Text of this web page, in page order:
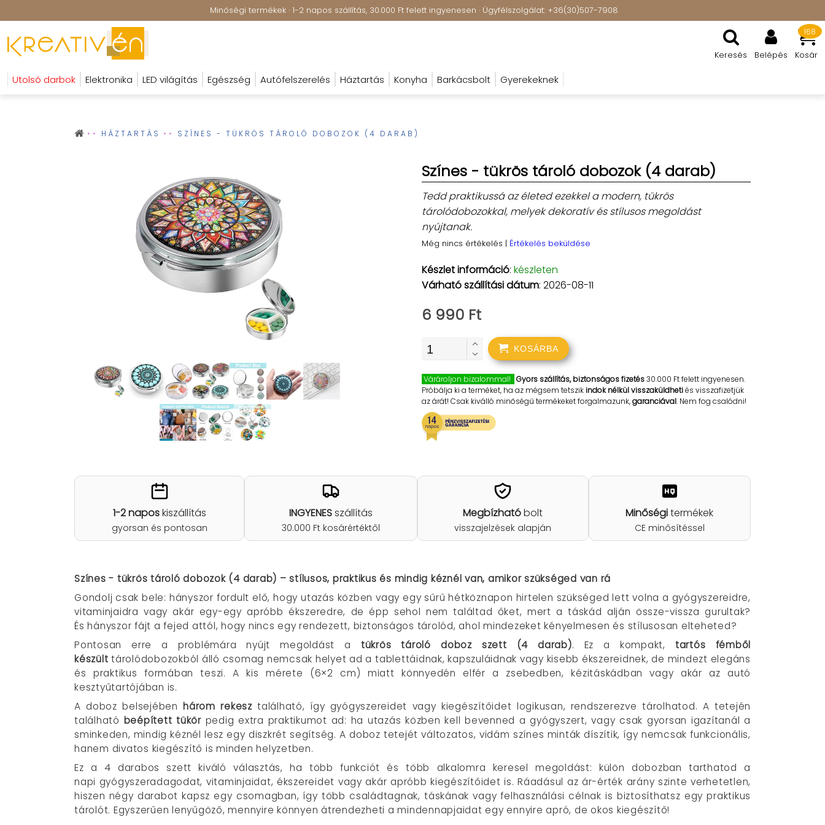
Minőségi termékek · 1-2 napos szállítás, 30.000 Ft felett ingyenesen · Ügyfélszolgálat: +36(30)507-7908
Keresés Belépés Kosár
168
Utolsó darbok Elektronika LED világítás Egészség Autófelszerelés Háztartás Konyha Barkácsbolt Gyerekeknek
HÁZTARTÁS SZÍNES - TÜKRÖS TÁROLÓ DOBOZOK (4 DARAB)
Színes - tükrös tároló dobozok (4 darab)
Tedd praktikussá az életed ezekkel a modern, tükrös
tárolódobozokkal, melyek dekoratív és stílusos megoldást
nyújtanak.
Még nincs értékelés | Értékelés beküldése
Készlet információ: készleten
Várható szállítási dátum: 2026-08-11
6 990 Ft
KOSÁRBA
Várároljon bizalommal! Gyors szállítás, biztonságos fizetés30.000 Ft felett ingyenesen.
Próbálja ki a terméket, ha az mégsem tetszikindok nélkül visszaküldhetiés visszafizetjük
az árát! Csak kiválló minőségű termékeket forgalmazunk,garanciával. Nem fog csalódni!
1-2 naposkiszállítás
gyorsan és pontosan
INGYENESszállítás
30.000 Ft kosárértéktől
Megbízhatóbolt
visszajelzések alapján
Minőségitermékek
CE minősítéssel
Színes - tükrös tároló dobozok (4 darab) – stílusos, praktikus és mindig kéznél van, amikor szükséged van rá
Gondolj csak bele: hányszor fordult elő, hogy utazás közben vagy egy sűrű hétköznapon hirtelen szükséged lett volna a gyógyszereidre,
vitaminjaidra vagy akár egy-egy apróbb ékszeredre, de épp sehol nem találtad őket, mert a táskád alján össze-vissza gurultak?
És hányszor fájt a fejed attól, hogy nincs egy rendezett, biztonságos tárolód, ahol mindezeket kényelmesen és stílusosan elteheted?
Pontosan erre a problémára nyújt megoldást a tükrös tároló doboz szett (4 darab). Ez a kompakt, tartós fémből
készült tárolódobozokból álló csomag nemcsak helyet ad a tablettáidnak, kapszuláidnak vagy kisebb ékszereidnek, de mindezt elegáns
és praktikus formában teszi. A kis mérete (6×2 cm) miatt könnyedén elfér a zsebedben, kézitáskádban vagy akár az autó
kesztyűtartójában is.
A doboz belsejében három rekesztalálható, így gyógyszereidet vagy kiegészítőidet logikusan, rendszerezve tárolhatod. A tetején
található beépített tükörpedig extra praktikumot ad: ha utazás közben kell bevenned a gyógyszert, vagy csak gyorsan igazítanál a
sminkeden, mindig kéznél lesz egy diszkrét segítség. A doboz tetejét változatos, vidám színes minták díszítik, így nemcsak funkcionális,
hanem divatos kiegészítő is minden helyzetben.
Ez a 4 darabos szett kiváló választás, ha több funkciót és több alkalomra keresel megoldást: külön dobozban tarthatod a
napi gyógyszeradagodat, vitaminjaidat, ékszereidet vagy akár apróbb kiegészítőidet is. Ráadásul az ár-érték arány szinte verhetetlen,
hiszen négy darabot kapsz egy csomagban, így több családtagnak, táskának vagy felhasználási célnak is biztosíthatsz egy praktikus
tárolót. Egyszerűen lenyűgöző, mennyire könnyen átrendezheti a mindennapjaidat egy ennyire apró, de okos kiegészítő!